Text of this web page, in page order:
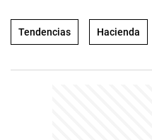
Tendencias Hacienda